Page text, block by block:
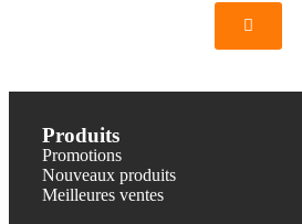
Produits
Promotions
Nouveaux produits
Meilleures ventes